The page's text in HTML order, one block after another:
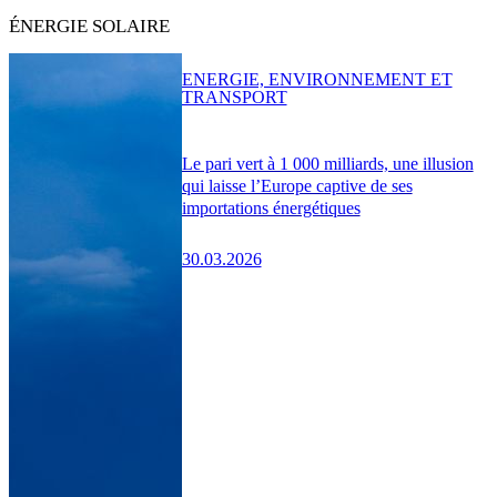
ÉNERGIE SOLAIRE
Le pari vert à 1 000 milliards, une illusion
qui laisse l’Europe captive de ses
importations énergétiques
30.03.2026
ENERGIE, ENVIRONNEMENT ET
TRANSPORT